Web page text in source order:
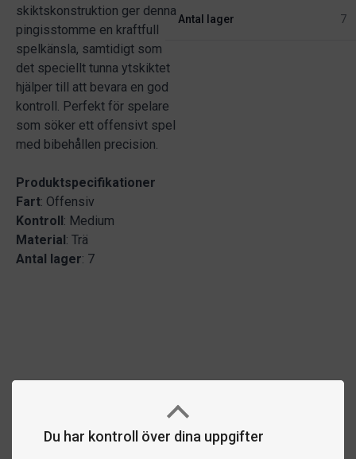
Du har kontroll över dina uppgifter
skiktskonstruktion ger denna
pingisstomme en kraftfull
spelkänsla, samtidigt som
det speciellt tunna ytskiktet
hjälper till att bevara en god
kontroll. Perfekt för spelare
som söker ett offensivt spel
med bibehållen precision.
Produktspecifikationer
Fart: Offensiv
Kontroll: Medium
Material: Trä
Antal lager: 7
Antal lager 7